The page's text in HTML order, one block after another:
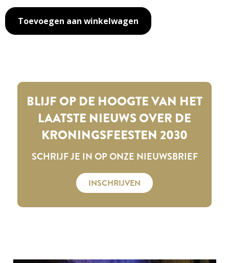
Toevoegen aan winkelwagen
BLIJF OP DE HOOGTE VAN HET
LAATSTE NIEUWS OVER DE
KRONINGSFEESTEN 2030
SCHRIJF JE IN OP ONZE NIEUWSBRIEF
INSCHRIJVEN